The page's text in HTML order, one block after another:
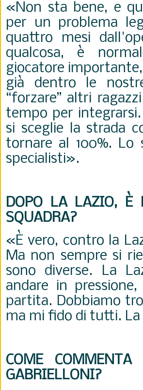
«Non sta bene, e
per un problema
quattro mesi
qualcosa, è
giocatore
già dentro le
“forzare” altri
tempo per
si sceglie la strada
tornare al 100%.
specialisti».
DOPO LA LAZIO, È
SQUADRA?
«È vero, contro la
Ma non sempre si
sono diverse. La
andare in
partita. Dobbiamo
ma mi fido di tutti. La
COME
GABRIELLONI?